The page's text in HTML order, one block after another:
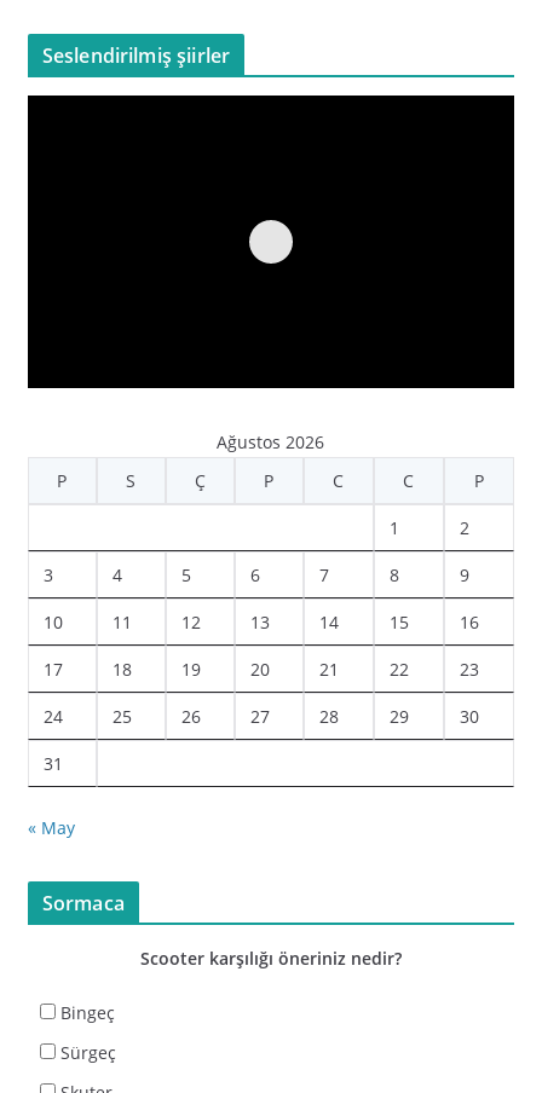
Seslendirilmiş şiirler
Ağustos 2026
P
S Ç P C C P
1 2
3 4 5 6 7 8 9
10 11 12 13 14 15 16
17 18 19 20 21 22 23
24 25 26 27 28 29 30
31
« May
Sormaca
Scooter karşılığı öneriniz nedir?
Bingeç
Sürgeç